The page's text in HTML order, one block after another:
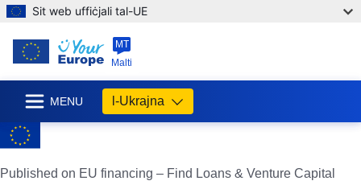
Sit web uffiċjali tal-UE
MT
Malti
MENU l-Ukrajna
Published on EU financing – Find Loans & Venture Capital